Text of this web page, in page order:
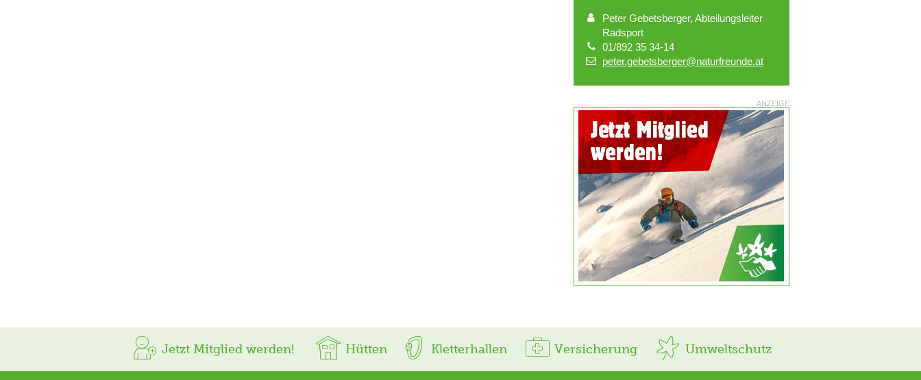
Peter Gebetsberger, Abteilungsleiter
Radsport
01/892 35 34-14
peter.gebetsberger@naturfreunde.at
ANZEIGE
Jetzt Mitglied werden! Hütten Kletterhallen Versicherung Umweltschutz